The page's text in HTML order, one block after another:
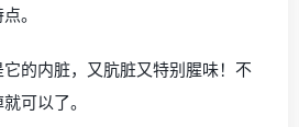
。
的内脏，又肮脏又特别腥味！不
可以了。